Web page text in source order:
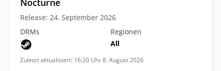
Nocturne
Release: 24. September 2026
DRMs
Regionen
All
Zuletzt aktualisiert: 16:20 Uhr 8. August 2026